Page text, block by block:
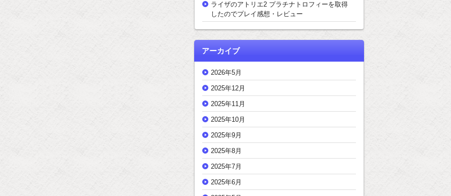
ライザのアトリエ2 プラチナトロフィーを取得
したのでプレイ感想・レビュー
アーカイブ
2026年5月
2025年12月
2025年11月
2025年10月
2025年9月
2025年8月
2025年7月
2025年6月